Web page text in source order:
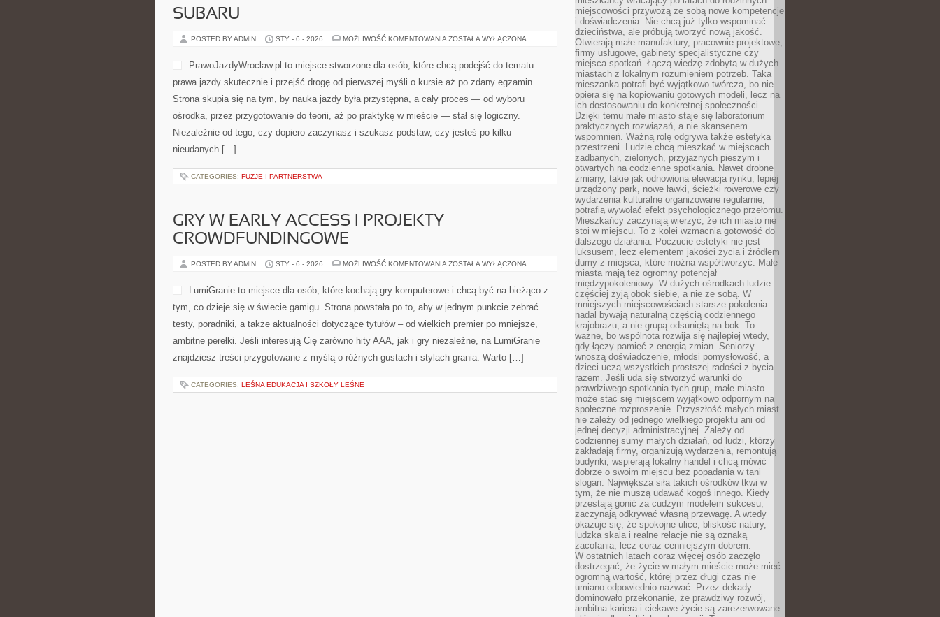
SUBARU
POSTED BY ADMIN STY - 6 - 2026 MOŻLIWOŚĆ KOMENTOWANIA SUBARU
ZOSTAŁA WYŁĄCZONA
PrawoJazdyWroclaw.pl to miejsce stworzone dla osób, które chcą podejść do tematu
prawa jazdy skutecznie i przejść drogę od pierwszej myśli o kursie aż po zdany egzamin.
Strona skupia się na tym, by nauka jazdy była przystępna, a cały proces — od wyboru
ośrodka, przez przygotowanie do teorii, aż po praktykę w mieście — stał się logiczny.
Niezależnie od tego, czy dopiero zaczynasz i szukasz podstaw, czy jesteś po kilku
nieudanych […]
CATEGORIES: FUZJE I PARTNERSTWA
GRY W EARLY ACCESS I PROJEKTY
CROWDFUNDINGOWE
POSTED BY ADMIN STY - 6 - 2026 MOŻLIWOŚĆ KOMENTOWANIA GRY
ACCESS
I
CROWDFUNDINGOWE
ZOSTAŁA WYŁĄCZONA
LumiGranie to miejsce dla osób, które kochają gry komputerowe i chcą być na bieżąco z
tym, co dzieje się w świecie gamigu. Strona powstała po to, aby w jednym punkcie zebrać
testy, poradniki, a także aktualności dotyczące tytułów – od wielkich premier po mniejsze,
ambitne perełki. Jeśli interesują Cię zarówno hity AAA, jak i gry niezależne, na LumiGranie
znajdziesz treści przygotowane z myślą o różnych gustach i stylach grania. Warto […]
CATEGORIES: LEŚNA EDUKACJA I SZKOŁY LEŚNE
miejscowości przywożą ze sobą nowe kompetencje
i doświadczenia. Nie chcą już tylko wspominać
dzieciństwa, ale próbują tworzyć nową jakość.
Otwierają małe manufaktury, pracownie projektowe,
firmy usługowe, gabinety specjalistyczne czy
miejsca spotkań. Łączą wiedzę zdobytą w dużych
miastach z lokalnym rozumieniem potrzeb. Taka
mieszanka potrafi być wyjątkowo twórcza, bo nie
opiera się na kopiowaniu gotowych modeli, lecz na
ich dostosowaniu do konkretnej społeczności.
Dzięki temu małe miasto staje się laboratorium
praktycznych rozwiązań, a nie skansenem
wspomnień. Ważną rolę odgrywa także estetyka
przestrzeni. Ludzie chcą mieszkać w miejscach
zadbanych, zielonych, przyjaznych pieszym i
otwartych na codzienne spotkania. Nawet drobne
zmiany, takie jak odnowiona elewacja rynku, lepiej
urządzony park, nowe ławki, ścieżki rowerowe czy
wydarzenia kulturalne organizowane regularnie,
potrafią wywołać efekt psychologicznego przełomu.
Mieszkańcy zaczynają wierzyć, że ich miasto nie
stoi w miejscu. To z kolei wzmacnia gotowość do
dalszego działania. Poczucie estetyki nie jest
luksusem, lecz elementem jakości życia i źródłem
dumy z miejsca, które można współtworzyć. Małe
miasta mają też ogromny potencjał
międzypokoleniowy. W dużych ośrodkach ludzie
częściej żyją obok siebie, a nie ze sobą. W
mniejszych miejscowościach starsze pokolenia
nadal bywają naturalną częścią codziennego
krajobrazu, a nie grupą odsuniętą na bok. To
ważne, bo wspólnota rozwija się najlepiej wtedy,
gdy łączy pamięć z energią zmian. Seniorzy
wnoszą doświadczenie, młodsi pomysłowość, a
dzieci uczą wszystkich prostszej radości z bycia
razem. Jeśli uda się stworzyć warunki do
prawdziwego spotkania tych grup, małe miasto
może stać się miejscem wyjątkowo odpornym na
społeczne rozproszenie. Przyszłość małych miast
nie zależy od jednego wielkiego projektu ani od
jednej decyzji administracyjnej. Zależy od
codziennej sumy małych działań, od ludzi, którzy
zakładają firmy, organizują wydarzenia, remontują
budynki, wspierają lokalny handel i chcą mówić
dobrze o swoim miejscu bez popadania w tani
slogan. Największa siła takich ośrodków tkwi w
tym, że nie muszą udawać kogoś innego. Kiedy
przestają gonić za cudzym modelem sukcesu,
zaczynają odkrywać własną przewagę. A wtedy
okazuje się, że spokojne ulice, bliskość natury,
ludzka skala i realne relacje nie są oznaką
zacofania, lecz coraz cenniejszym dobrem.
W ostatnich latach coraz więcej osób zaczęło
dostrzegać, że życie w małym mieście może mieć
ogromną wartość, której przez długi czas nie
umiano odpowiednio nazwać. Przez dekady
dominowało przekonanie, że prawdziwy rozwój,
ambitna kariera i ciekawe życie są zarezerwowane